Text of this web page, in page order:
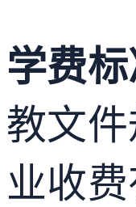
学费
教文
业收